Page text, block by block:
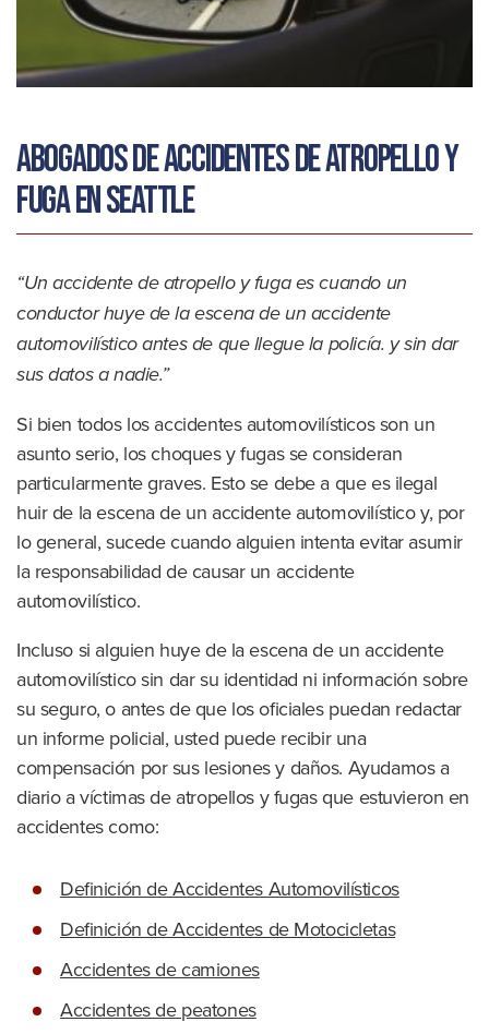
Abogados de accidentes de atropello y
fuga en Seattle
“Un accidente de atropello y fuga es cuando un
conductor huye de la escena de un accidente
automovilístico antes de que llegue la policía. y sin dar
sus datos a nadie.”
Si bien todos los accidentes automovilísticos son un
asunto serio, los choques y fugas se consideran
particularmente graves. Esto se debe a que es ilegal
huir de la escena de un accidente automovilístico y, por
lo general, sucede cuando alguien intenta evitar asumir
la responsabilidad de causar un accidente
automovilístico.
Incluso si alguien huye de la escena de un accidente
automovilístico sin dar su identidad ni información sobre
su seguro, o antes de que los oficiales puedan redactar
un informe policial, usted puede recibir una
compensación por sus lesiones y daños. Ayudamos a
diario a víctimas de atropellos y fugas que estuvieron en
accidentes como:
Definición de Accidentes Automovilísticos
Definición de Accidentes de Motocicletas
Accidentes de camiones
Accidentes de peatones